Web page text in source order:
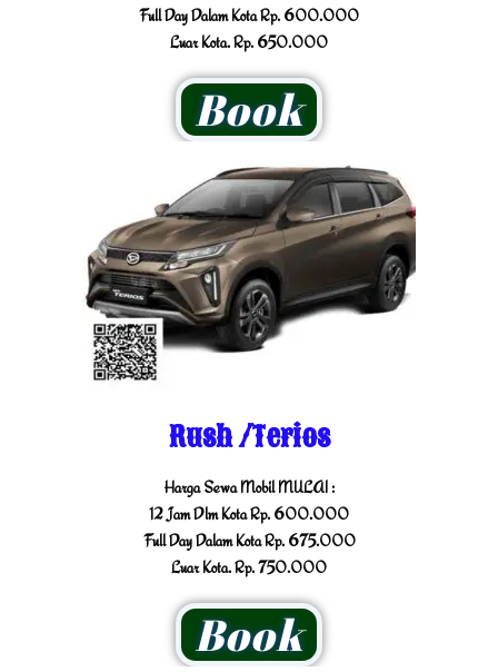
Full Day Dalam Kota Rp. 600.000
Luar Kota. Rp. 650.000
Book
Rush /Terios
Harga Sewa Mobil MULAI :
12 Jam Dlm Kota Rp. 600.000
Full Day Dalam Kota Rp. 675.000
Luar Kota. Rp. 750.000
Book